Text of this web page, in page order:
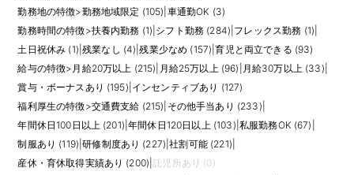
勤務地の特徴>勤務地域限定 (105) 車通勤OK (3)
勤務時間の特徴>扶養内勤務 (1) シフト勤務 (284) フレックス勤務 (1)
土日祝休み (1) |残業なし (4) |残業少なめ (157) |育児と両立できる (93)
給与の特徴> 月給20万以上 (215) 月給25万以上 (96) 月給30万以上 (33)
賞与・ボーナスあり (195) インセンティブあり (127)
福利厚生の特徴>交通費支給 (215) その他手当あり (233)
年間休日100日以上 (201) |年間休日120日以上 (103) 私服勤務OK (67)
制服あり (119) |研修制度あり (227) |社割可能 (221)
産休・育休取得実績あり (200) |託児所あり (0)